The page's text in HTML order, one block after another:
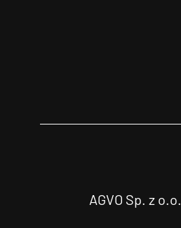
AGVO Sp. z o.o.